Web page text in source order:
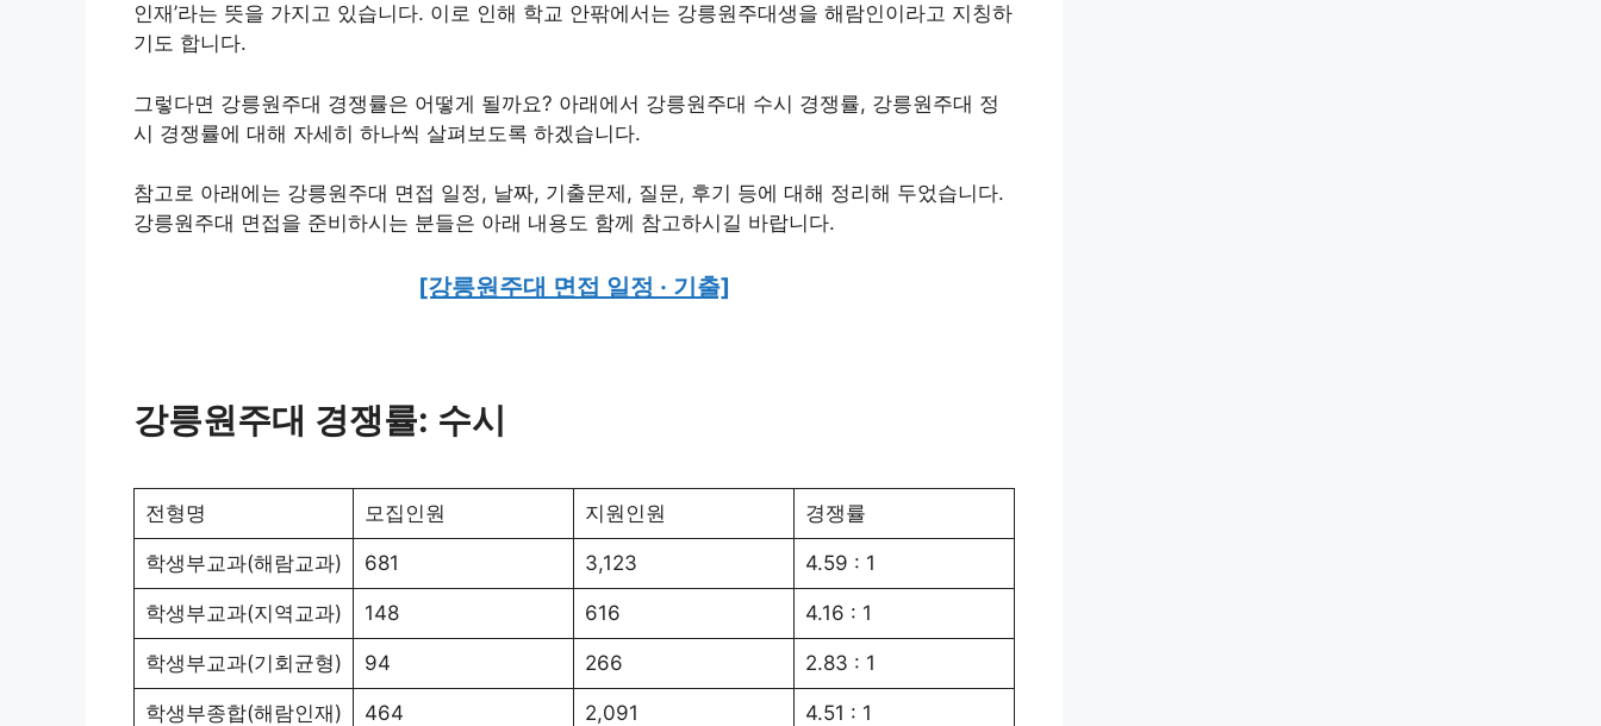
인재’라는 뜻을 가지고 있습니다. 이로 인해 학교 안팎에서는 강릉원주대생을 해람인이라고 지칭하
기도 합니다.
그렇다면 강릉원주대 경쟁률은 어떻게 될까요? 아래에서 강릉원주대 수시 경쟁률, 강릉원주대 정
시 경쟁률에 대해 자세히 하나씩 살펴보도록 하겠습니다.
참고로 아래에는 강릉원주대 면접 일정, 날짜, 기출문제, 질문, 후기 등에 대해 정리해 두었습니다.
강릉원주대 면접을 준비하시는 분들은 아래 내용도 함께 참고하시길 바랍니다.
[강릉원주대 면접 일정 · 기출]
강릉원주대 경쟁률: 수시
전형명 모집인원 지원인원 경쟁률
학생부교과(해람교과) 681 3,123 4.59 : 1
학생부교과(지역교과) 148 616 4.16 : 1
학생부교과(기회균형) 94 266 2.83 : 1
학생부종합(해람인재) 464 2,091 4.51 : 1